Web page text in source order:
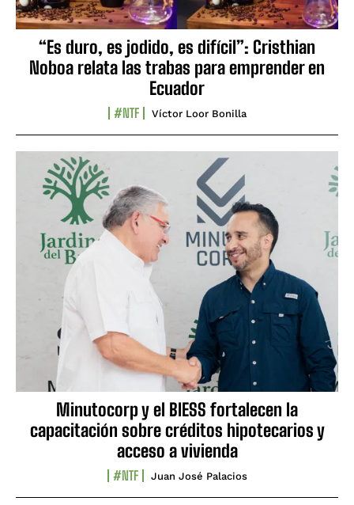
“Es duro, es jodido, es difícil”: Cristhian
Noboa relata las trabas para emprender en
Ecuador
#NTF Víctor Loor Bonilla
Minutocorp y el BIESS fortalecen la
capacitación sobre créditos hipotecarios y
acceso a vivienda
#NTF Juan José Palacios